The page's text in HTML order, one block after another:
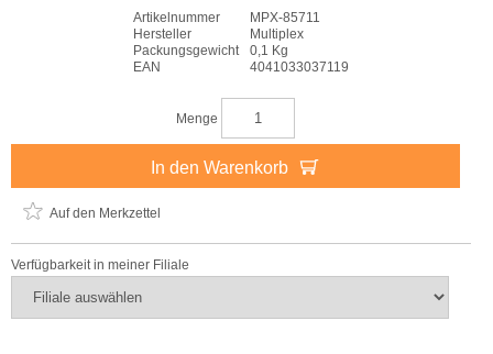
Artikelnummer
MPX-85711
Hersteller
Multiplex
Packungsgewicht
0,1 Kg
EAN
4041033037119
Menge
In den Warenkorb
Auf den Merkzettel
Verfügbarkeit in meiner Filiale